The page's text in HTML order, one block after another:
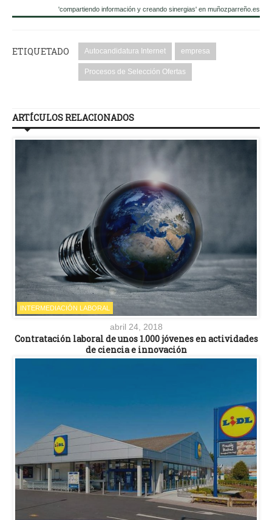
'compartiendo información y creando sinergias' en muñozparreño.es
ETIQUETADO Autocandidatura Internet empresa
Procesos de Selección Ofertas
ARTÍCULOS RELACIONADOS
INTERMEDIACIÓN LABORAL
abril 24, 2018
Contratación laboral de unos 1.000 jóvenes en actividades
de ciencia e innovación